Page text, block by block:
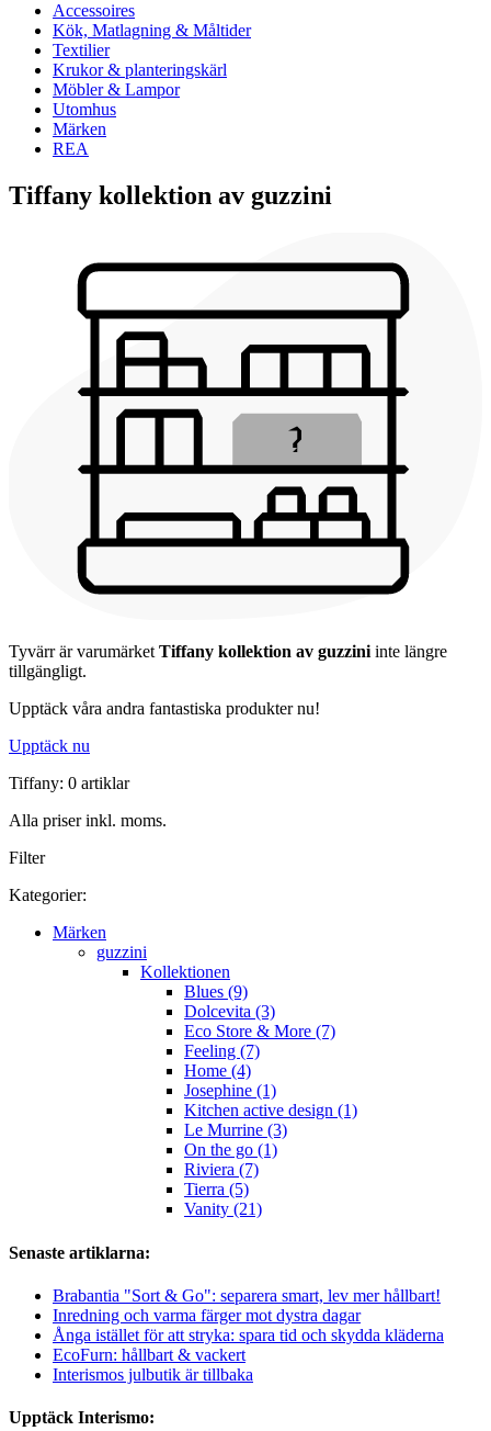
Accessoires
Kök, Matlagning & Måltider
Textilier
Krukor & planteringskärl
Möbler & Lampor
Utomhus
Märken
REA
Tiffany kollektion av guzzini
Tyvärr är varumärket Tiffany kollektion av guzzini inte längre
tillgängligt.
Upptäck våra andra fantastiska produkter nu!
Upptäck nu
Tiffany: 0 artiklar
Alla priser inkl. moms.
Filter
Kategorier:
Märken
guzzini
Kollektionen
Blues (9)
Dolcevita (3)
Eco Store & More (7)
Feeling (7)
Home (4)
Josephine (1)
Kitchen active design (1)
Le Murrine (3)
On the go (1)
Riviera (7)
Tierra (5)
Vanity (21)
Senaste artiklarna:
Brabantia "Sort & Go": separera smart, lev mer hållbart!
Inredning och varma färger mot dystra dagar
Ånga istället för att stryka: spara tid och skydda kläderna
EcoFurn: hållbart & vackert
Interismos julbutik är tillbaka
Upptäck Interismo: